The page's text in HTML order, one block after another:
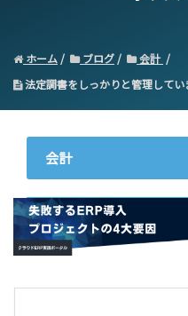
ホーム ブログ
会計
法定調書をしっかりと管理して
会計
ERP
会計